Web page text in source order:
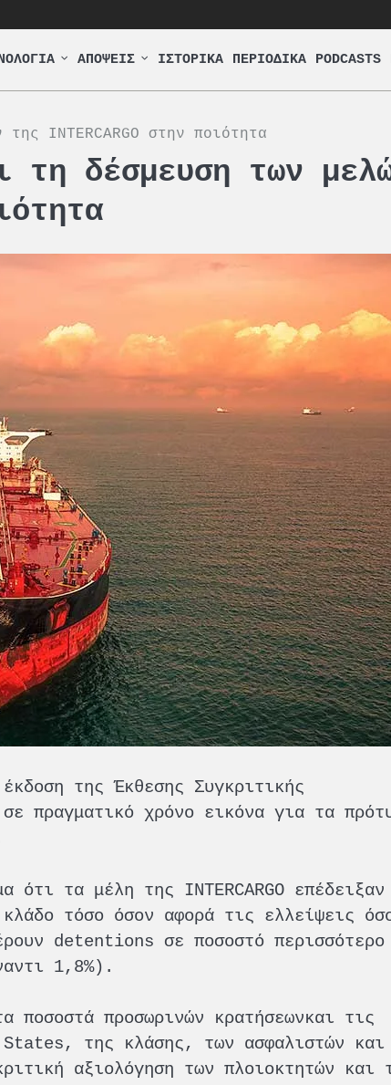
ΑΠΟΨΕΙΣ ΙΣΤΟΡΙΚΑ ΠΕΡΙΟΔΙΚΑ PODCASTS
INTERCARGO στην ποιότητα
τη δέσμευση των
της Έκθεσης Συγκριτικής
πραγματικό χρόνο εικόνα για τα
τα μέλη της INTERCARGO επέδειξαν
τόσο όσον αφορά τις ελλείψεις
detentions σε ποσοστό περισσότερο
1,8%).
ποσοστά προσωρινών κρατήσεωνκαι τις
της κλάσης, των ασφαλιστών και
αξιολόγηση των πλοιοκτητών και